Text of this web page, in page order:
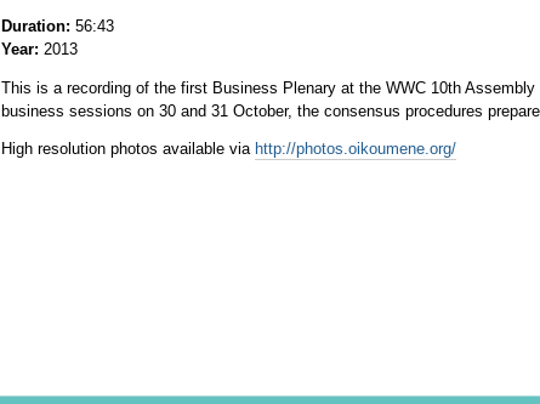
Duration: 56:43
Year: 2013
This is a recording of the first Business Plenary at the WWC 10th
business sessions on 30 and 31 October, the consensus procedures
High resolution photos available via http://photos.oikoumene.org/